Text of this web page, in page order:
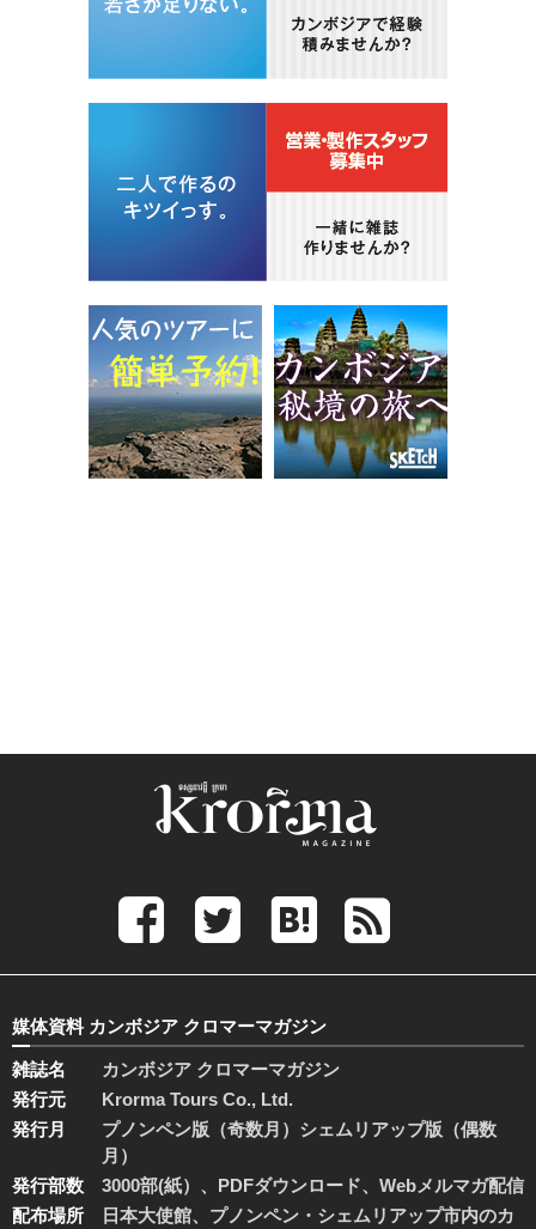
媒体資料 カンボジア クロマーマガジン
雑誌名
カンボジア クロマーマガジン
発行元
Krorma Tours Co., Ltd.
発行月
プノンペン版（奇数月）シェムリアップ版（偶数
月）
発行部数
3000部(紙）、PDFダウンロード、Webメルマガ配信
配布場所
日本大使館、プノンペン・シェムリアップ市内のカ